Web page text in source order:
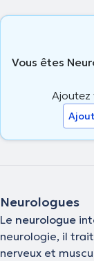
Vous êtes
Ajoutez
Neurologues
Le neurologue
neurologie, il
nerveux et